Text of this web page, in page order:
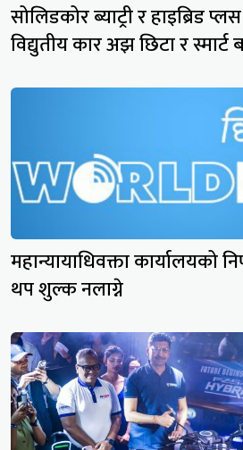
सोलिडकोर ब्याट्री र हाइब्रिड
विद्युतीय कार अझ छिटा र स्मार्ट
महान्यायाधिवक्ता कार्यालयको
थप शुल्क नलाग्ने